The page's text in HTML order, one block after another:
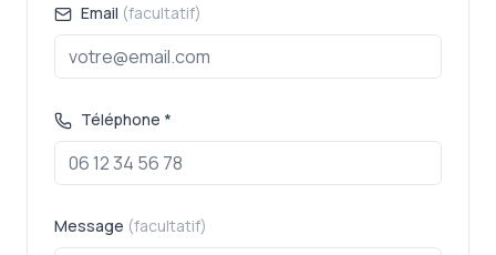
Email (facultatif)
Téléphone *
Message (facultatif)